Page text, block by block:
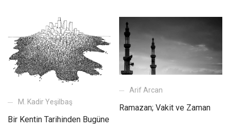
M. Kadir Yeşilbaş
Bir Kentin Tarihinden Bugüne
Arif Arcan
Ramazan; Vakit ve Zaman